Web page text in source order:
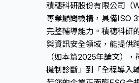
積穗科研股份有限公司（
專業顧問機構，具備ISO
完整輔導能力。積穗科研
與資訊安全領域，能提供
（如本篇2025年論文）
機制診斷」到「全程導入